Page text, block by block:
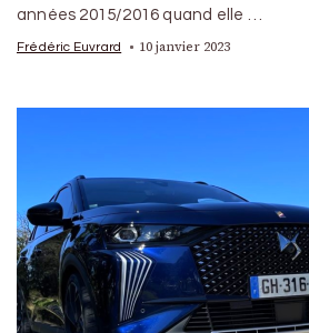
années 2015/2016 quand elle …
Frédéric Euvrard 10 janvier 2023